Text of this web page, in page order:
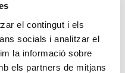
el contingut i els
socials i analitzar el
la informació sobre
els partners de mitjans
amb el Concurs de Pintura de
Si t’agrada expressar-te a